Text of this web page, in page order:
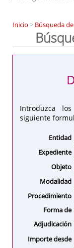
Inicio > Búsqueda
Introduzca
siguiente
Entidad
Expediente
Objeto
Modalidad
Procedimiento
Forma de
Adjudicación
Importe desde